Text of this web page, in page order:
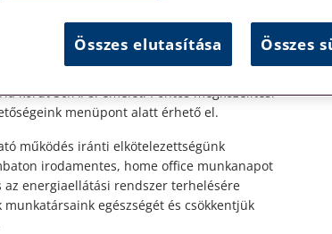
ellátásaira
ezen ellátások
2019. évi CXXII. törvény
A
állam
részére,
történő előzetes időpontegyeztetés
körút 30/A. 8. emelet. Pontos megközelítési
menüpont alatt érhető el.
működés iránti elkötelezettségünk
irodamentes, home office munkanapot
energiaellátási rendszer terhelésére
egészségét és csökkentjük
Összes elutasítása Összes